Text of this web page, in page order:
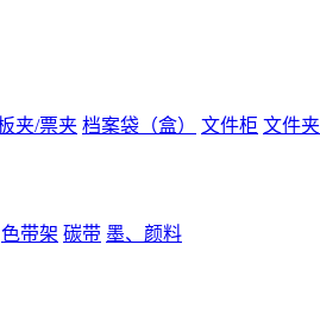
夹/票夹 档案袋（盒） 文件柜 文件
色带架 碳带 墨、颜料